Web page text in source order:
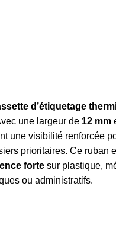
d’étiquetage
une largeur de 12 mm
une visibilité renforcée
prioritaires. Ce ruban
forte sur plastique,
ou administratifs.